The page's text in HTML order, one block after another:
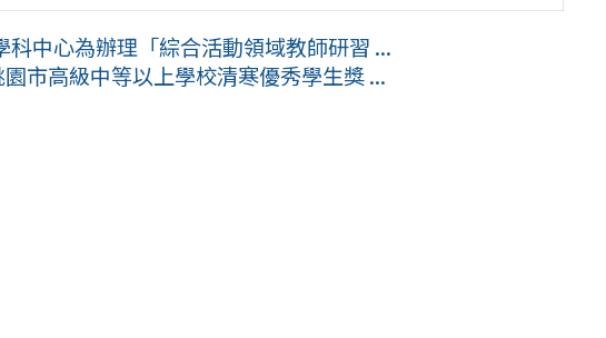
中心為辦理「綜合活動領域教師研習 ...
園市高級中等以上學校清寒優秀學生獎 ...